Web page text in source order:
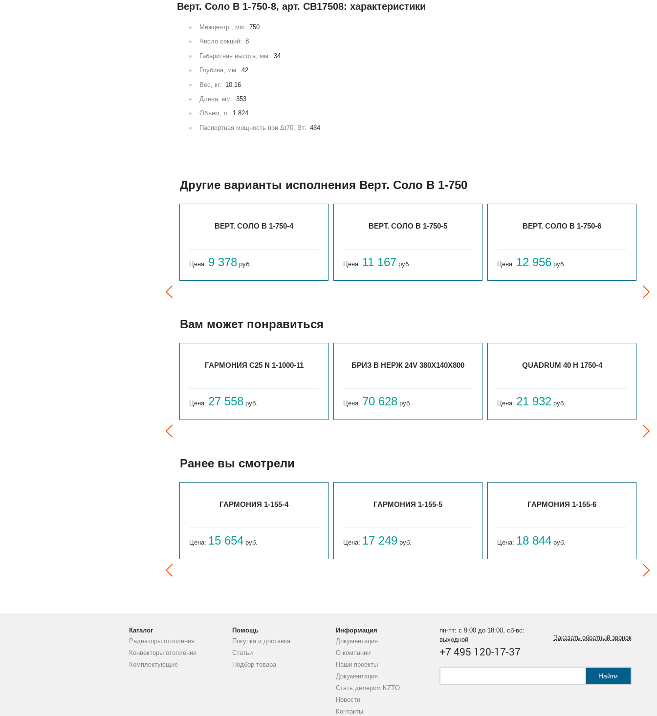
Верт. Соло В 1-750-8, арт. СВ17508: характеристики
Межцентр., мм: 750
Число секций: 8
Габаритная высота, мм: 34
Глубина, мм: 42
Вес, кг: 10.16
Длина, мм: 353
Объем, л: 1.824
Паспортная мощность при Δt70, Вт: 484
Другие варианты исполнения Верт. Соло В 1-750
ВЕРТ. СОЛО В 1-750-4
Цена: 9 378 руб.
ВЕРТ. СОЛО В 1-750-5
Цена: 11 167 руб.
ВЕРТ. СОЛО В 1-750-6
Цена: 12 956 руб.
Вам может понравиться
ГАРМОНИЯ С25 N 1-1000-11
Цена: 27 558 руб.
БРИЗ В НЕРЖ 24V 380X140X800
Цена: 70 628 руб.
QUADRUM 40 H 1750-4
Цена: 21 932 руб.
Ранее вы смотрели
ГАРМОНИЯ 1-155-4
Цена: 15 654 руб.
ГАРМОНИЯ 1-155-5
Цена: 17 249 руб.
ГАРМОНИЯ 1-155-6
Цена: 18 844 руб.
Каталог
Радиаторы отопления
Конвекторы отопления
Комплектующие
Помощь
Покупка и доставка
Статьи
Подбор товара
Информация
Документация
О компании
Наши проекты
Документация
Стать дилером KZTO
Новости
Контакты
пн-пт: с 9:00 до 18:00, сб-вс:
выходной
+7 495 120-17-37
Заказать обратный звонок
Найти